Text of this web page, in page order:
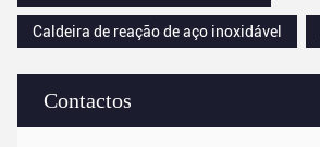
Contactos
Caldeira de reação de aço inoxidável